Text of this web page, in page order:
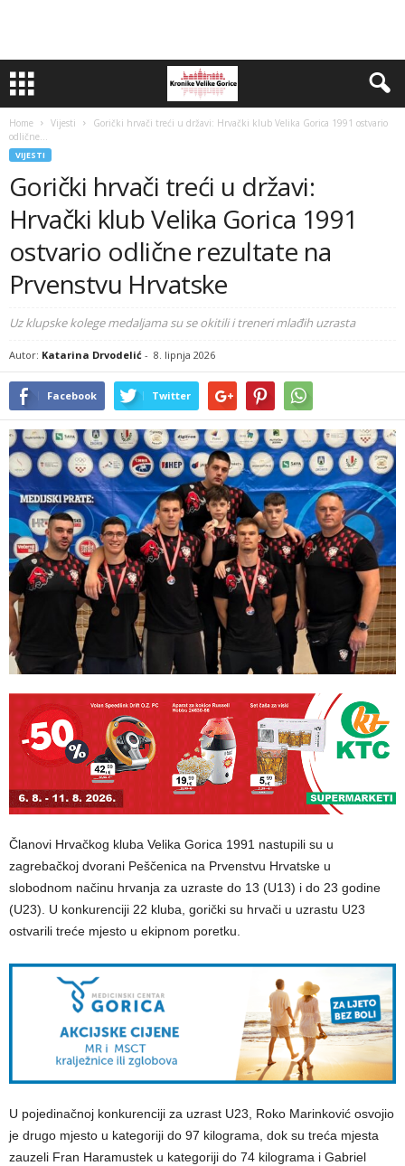
Home Vijesti
Gorički hrvači treći u državi: Hrvački klub Velika Gorica 1991 ostvario
odlične...
VIJESTI
Gorički hrvači treći u državi:
Hrvački klub Velika Gorica 1991
ostvario odlične rezultate na
Prvenstvu Hrvatske
Uz klupske kolege medaljama su se okitili i treneri mlađih uzrasta
Autor: Katarina Drvodelić - 8. lipnja 2026
Facebook Twitter
Članovi Hrvačkog kluba Velika Gorica 1991 nastupili su u
zagrebačkoj dvorani Peščenica na Prvenstvu Hrvatske u
slobodnom načinu hrvanja za uzraste do 13 (U13) i do 23 godine
(U23). U konkurenciji 22 kluba, gorički su hrvači u uzrastu U23
ostvarili treće mjesto u ekipnom poretku.
U pojedinačnoj konkurenciji za uzrast U23, Roko Marinković osvojio
je drugo mjesto u kategoriji do 97 kilograma, dok su treća mjesta
zauzeli Fran Haramustek u kategoriji do 74 kilograma i Gabriel